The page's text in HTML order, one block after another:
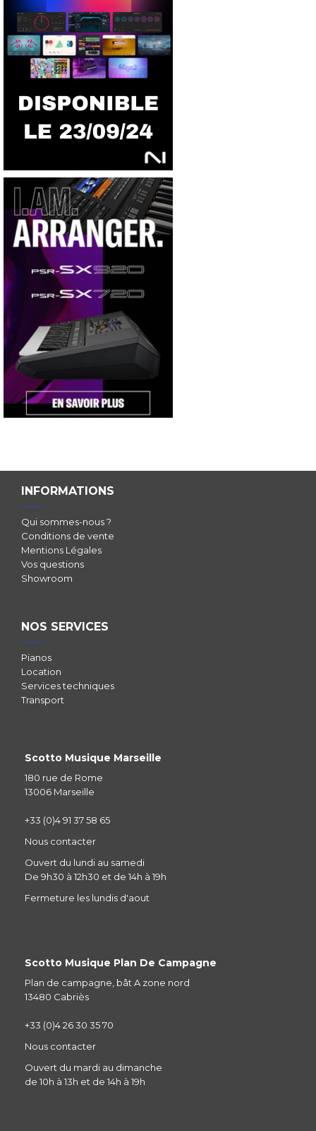
INFORMATIONS
Qui sommes-nous ?
Conditions de vente
Mentions Légales
Vos questions
Showroom
NOS SERVICES
Pianos
Location
Services techniques
Transport
Scotto Musique Marseille
180 rue de Rome
13006 Marseille
+33 (0)4 91 37 58 65
Nous contacter
Ouvert du lundi au samedi
De 9h30 à 12h30 et de 14h à 19h
Fermeture les lundis d'aout
Scotto Musique Plan De Campagne
Plan de campagne, bât A zone nord
13480 Cabriès
+33 (0)4 26 30 35 70
Nous contacter
Ouvert du mardi au dimanche
de 10h à 13h et de 14h à 19h